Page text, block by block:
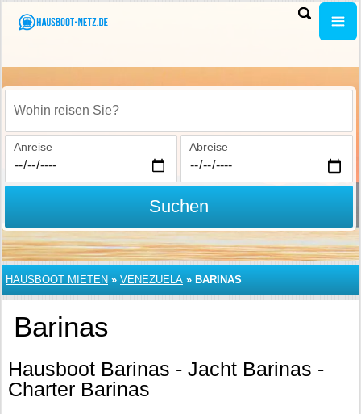
Wohin reisen Sie?
Anreise Abreise
Suchen
HAUSBOOT MIETEN » VENEZUELA » BARINAS
Barinas
Hausboot Barinas - Jacht Barinas -
Charter Barinas